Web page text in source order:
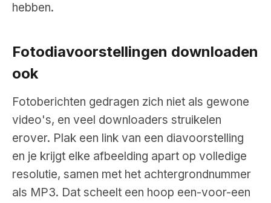
hebben.
Fotodiavoorstellingen downloaden
ook
Fotoberichten gedragen zich niet als gewone
video's, en veel downloaders struikelen
erover. Plak een link van een diavoorstelling
en je krijgt elke afbeelding apart op volledige
resolutie, samen met het achtergrondnummer
als MP3. Dat scheelt een hoop een-voor-een